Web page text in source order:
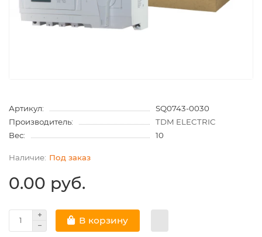
Артикул:
SQ0743-0030
Производитель:
TDM ELECTRIC
Вес:
10
Под заказ
0.00 руб.
В корзину